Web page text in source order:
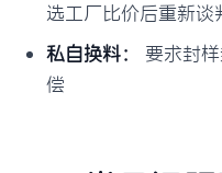
选工厂比价后重新谈
私自换料：
要求封
偿